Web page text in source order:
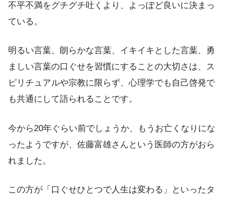
不平不満をグチグチ吐くより、よっぽど良いに決まっ
ている。
明るい言葉、朗らかな言葉、イキイキとした言葉、勇
ましい言葉の口ぐせを習慣にすることの大切さは、ス
ピリチュアルや宗教に限らず、心理学でも自己啓発で
も共通にして語られることです。
今から20年ぐらい前でしょうか、もうお亡くなりにな
ったようですが、佐藤富雄さんという医師の方がおら
れました。
この方が「口ぐせひとつで人生は変わる」といったタ